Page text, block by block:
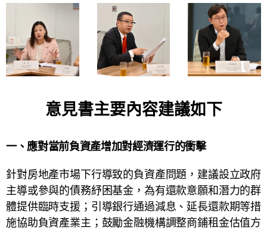
意見書主要內容建議如下
一、應對當前負資產增加對經濟運行的衝擊
針對房地產市場下行導致的負資產問題，建議設立政府
主導或參與的債務紓困基金，為有還款意願和潛力的群
體提供臨時支援；引導銀行通過減息、延長還款期等措
施協助負資產業主；鼓勵金融機構調整商鋪租金估值方